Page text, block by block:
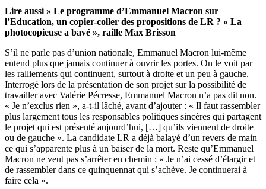
Lire aussi » Le programme d’Emmanuel Macron sur
l’Education, un copier-coller des propositions de LR ? « La
photocopieuse a bavé », raille Max Brisson
S’il ne parle pas d’union nationale, Emmanuel Macron lui-même
entend plus que jamais continuer à ouvrir les portes. On le voit par
les ralliements qui continuent, surtout à droite et un peu à gauche.
Interrogé lors de la présentation de son projet sur la possibilité de
travailler avec Valérie Pécresse, Emmanuel Macron n’a pas dit non.
« Je n’exclus rien », a-t-il lâché, avant d’ajouter : « Il faut rassembler
plus largement tous les responsables politiques sincères qui partagent
le projet qui est présenté aujourd’hui, […] qu’ils viennent de droite
ou de gauche ». La candidate LR a déjà balayé d’un revers de main
ce qui s’apparente plus à un baiser de la mort. Reste qu’Emmanuel
Macron ne veut pas s’arrêter en chemin : « Je n’ai cessé d’élargir et
de rassembler dans ce quinquennat qui s’achève. Je continuerai à
faire cela ».